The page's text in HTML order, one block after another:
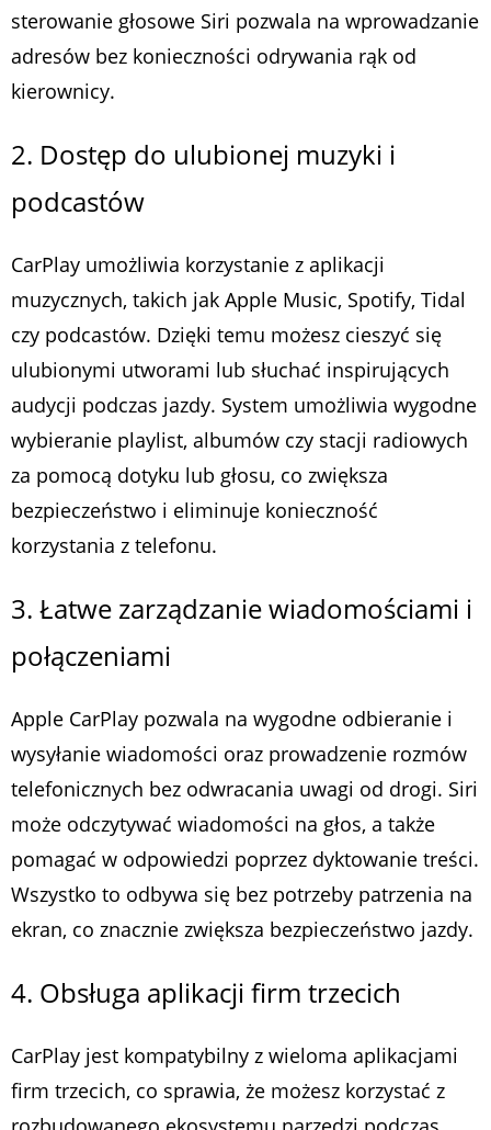
sterowanie głosowe Siri pozwala na wprowadzanie
adresów bez konieczności odrywania rąk od
kierownicy.
2. Dostęp do ulubionej muzyki i
podcastów
CarPlay umożliwia korzystanie z aplikacji
muzycznych, takich jak Apple Music, Spotify, Tidal
czy podcastów. Dzięki temu możesz cieszyć się
ulubionymi utworami lub słuchać inspirujących
audycji podczas jazdy. System umożliwia wygodne
wybieranie playlist, albumów czy stacji radiowych
za pomocą dotyku lub głosu, co zwiększa
bezpieczeństwo i eliminuje konieczność
korzystania z telefonu.
3. Łatwe zarządzanie wiadomościami i
połączeniami
Apple CarPlay pozwala na wygodne odbieranie i
wysyłanie wiadomości oraz prowadzenie rozmów
telefonicznych bez odwracania uwagi od drogi. Siri
może odczytywać wiadomości na głos, a także
pomagać w odpowiedzi poprzez dyktowanie treści.
Wszystko to odbywa się bez potrzeby patrzenia na
ekran, co znacznie zwiększa bezpieczeństwo jazdy.
4. Obsługa aplikacji firm trzecich
CarPlay jest kompatybilny z wieloma aplikacjami
firm trzecich, co sprawia, że możesz korzystać z